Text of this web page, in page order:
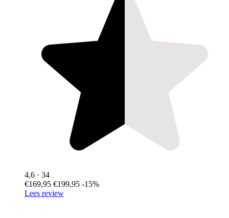
4,6 · 34
€169,95 €199,95 -15%
Lees review